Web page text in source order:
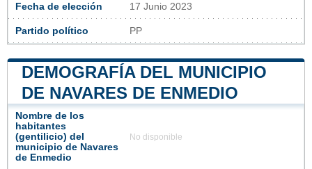
Fecha de elección 17 Junio 2023
Partido político PP
DEMOGRAFÍA DEL MUNICIPIO
DE NAVARES DE ENMEDIO
Nombre de los
habitantes
(gentilicio) del
municipio de Navares
de Enmedio
No disponible